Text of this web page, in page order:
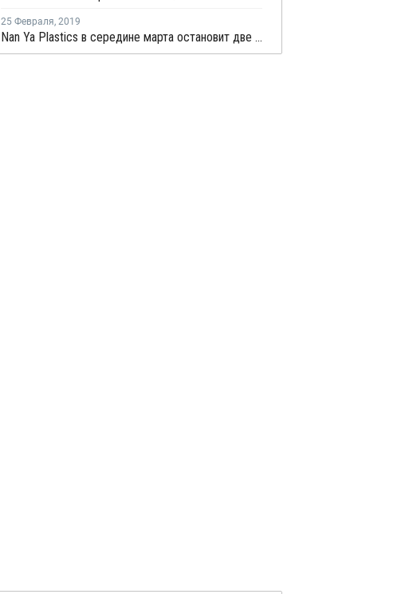
25 Февраля, 2019
Nan Ya Plastics в середине марта остановит две линии БФА в Майлиао на ремонт